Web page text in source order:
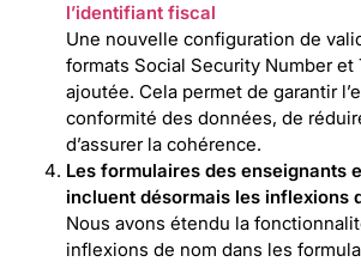
l’identifiant fiscal
Une nouvelle configuration de
formats Social Security Number et
ajoutée. Cela permet de garantir
conformité des données, de
d’assurer la cohérence.
Les formulaires des enseignants
incluent désormais les inflexions
Nous avons étendu la
inflexions de nom dans les